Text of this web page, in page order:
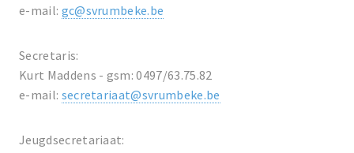
e-mail: gc@svrumbeke.be
Secretaris:
Kurt Maddens - gsm: 0497/63.75.82
e-mail: secretariaat@svrumbeke.be
Jeugdsecretariaat: